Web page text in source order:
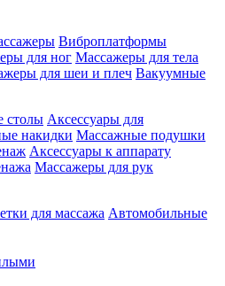
Виброплатформы
для ног Массажеры для тела
для шеи и плеч Вакуумные
столы Аксессуары для
накидки Массажные подушки
Аксессуары к аппарату
Массажеры для рук
для массажа Автомобильные